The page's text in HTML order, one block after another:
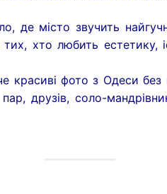
де місто звучить
хто любить естетику,
красиві фото з Одеси
друзів, соло-